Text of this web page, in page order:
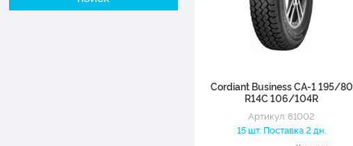
Cordiant Business CA-1 195/80
R14C 106/104R
Артикул: 81002
15 шт. Поставка 2 дн.